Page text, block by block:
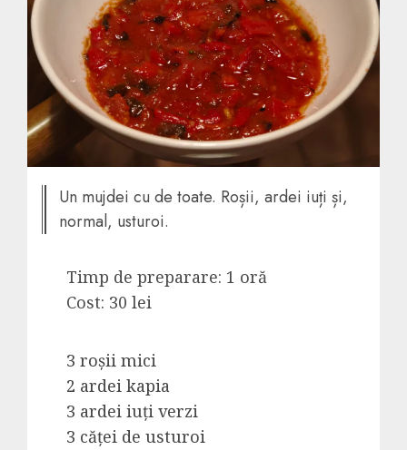
Un mujdei cu de toate. Roșii, ardei iuți și,
normal, usturoi.
Timp de preparare: 1 oră
Cost: 30 lei
3 roșii mici
2 ardei kapia
3 ardei iuți verzi
3 căței de usturoi